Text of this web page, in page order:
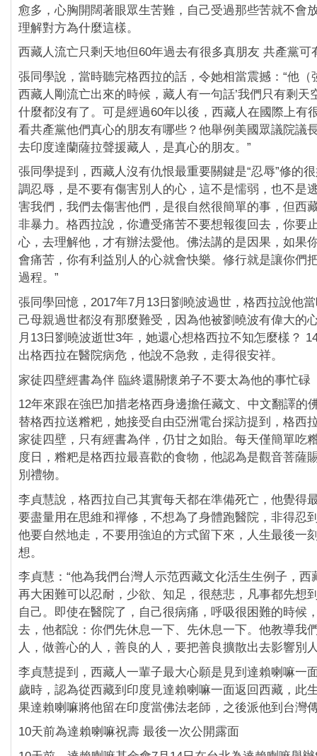
愈多，心胸開闊著眼眾生苦難，自己受過那些苦就不會
理解對方為什麼這樣。
西藏人流亡只剩天地但60年過去有很多真朋友 共產黨可
張同學說，當時聽完格西拉的話，令她相當震撼：“他（
西藏人剛流亡出來的時候，藏人有一句話’我們只有剩天
什麼都沒有了。可是經過60年以後，西藏人在國際上有
看共產黨他們真心的朋友有哪些？他舉例美國眾議院議
去印度達蘭薩拉聲援藏人，是真心的朋友。”
張同學提到，西藏人沒有仇恨最重要關鍵是“忍辱”修的
調忍辱，是不要有傷害別人的心，這不是懦弱，也不是
害我們，我們去傷害他們，是很自然很簡單的事，但西
非暴力。格西拉說，你遭受痛苦不要想報復回去，你要
心，去理解他，才有辦法愛他。佛法講的是因果，如果
會痛苦，你有利益別人的心就會快樂。修行就是讓你們
過程。”
張同學回憶，2017年7月13日劉曉波過世，格西拉說他
己母親過世都沒有那麼難受，因為他被劉曉波有偉大的
月13日劉曉波逝世3年，她還心想格西拉不知怎麼樣？
出格西拉在醫院病危，他說不急救，走得很安祥。
家徒四壁經書為伴 臨終還關懷弟子不要太為他的事忙碌
12年來跟在強巴加措老格西身邊擔任藏文、中文翻譯的
替格西拉送糌粑，她接受自由亞洲電台採訪提到，格西
家徒四壁，只有經書為伴，仍甘之如貽。每天僅簡單吃
度日，糌粑是格西拉最喜歡的食物，他認為是觀音菩薩
別禮物。
李貞慧說，格西拉自己其實每天都在準備死亡，他覺得
要盡量用在思維和禪修，不想為了身體跑醫院，非得忍
他要自然地走，不要用強迫的方式留下來，人生最後一
想。
李貞慧：“他為我們台灣人示范西藏文化活生生例子，西
再大困難可以忍耐，少欲、知足，很慈悲，凡事都先想
自己。即使在醫院了，自己很病痛，呼吸很困難的時候
去，他都說：你們先休息一下、先休息一下。他教導我
人，做善心的人，善良的人，要把善良擴散出去影響別
李貞慧提到，西藏人一輩子最大心願是見到達賴喇嘛一
歲時，認為從西藏到印度見達賴喇嘛一面返回西藏，此
果達賴喇嘛將他留在印度當佛法老師，之後派他到台灣
10天前為達賴喇嘛祝壽 最後一次公開露面